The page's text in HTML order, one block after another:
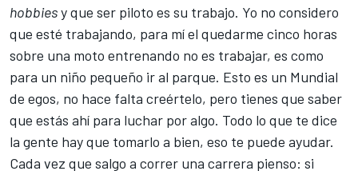
hobbiesy que ser piloto es su trabajo. Yo no considero
que esté trabajando, para mí el quedarme cinco horas
sobre una moto entrenando no es trabajar, es como
para un niño pequeño ir al parque. Esto es un Mundial
de egos, no hace falta creértelo, pero tienes que saber
que estás ahí para luchar por algo. Todo lo que te dice
la gente hay que tomarlo a bien, eso te puede ayudar.
Cada vez que salgo a correr una carrera pienso: si